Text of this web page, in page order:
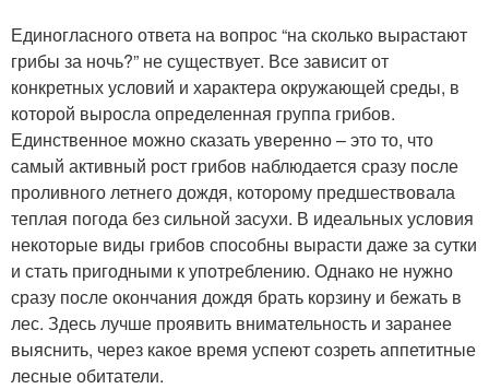
Единогласного ответа на вопрос “на сколько вырастают
грибы за ночь?” не существует. Все зависит от
конкретных условий и характера окружающей среды, в
которой выросла определенная группа грибов.
Единственное можно сказать уверенно – это то, что
самый активный рост грибов наблюдается сразу после
проливного летнего дождя, которому предшествовала
теплая погода без сильной засухи. В идеальных условия
некоторые виды грибов способны вырасти даже за сутки
и стать пригодными к употреблению. Однако не нужно
сразу после окончания дождя брать корзину и бежать в
лес. Здесь лучше проявить внимательность и заранее
выяснить, через какое время успеют созреть аппетитные
лесные обитатели.